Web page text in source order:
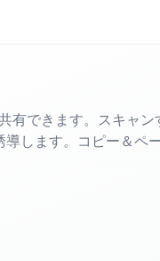
有できます。スキャ
します。コピー＆